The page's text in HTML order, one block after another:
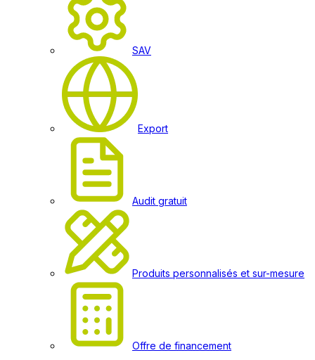
SAV
Export
Audit gratuit
Produits personnalisés et sur-mesure
Offre de financement